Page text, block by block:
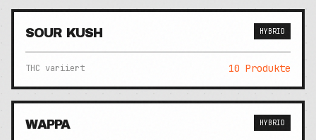
SOUR KUSH HYBRID
THC variiert 10 Produkte
WAPPA HYBRID